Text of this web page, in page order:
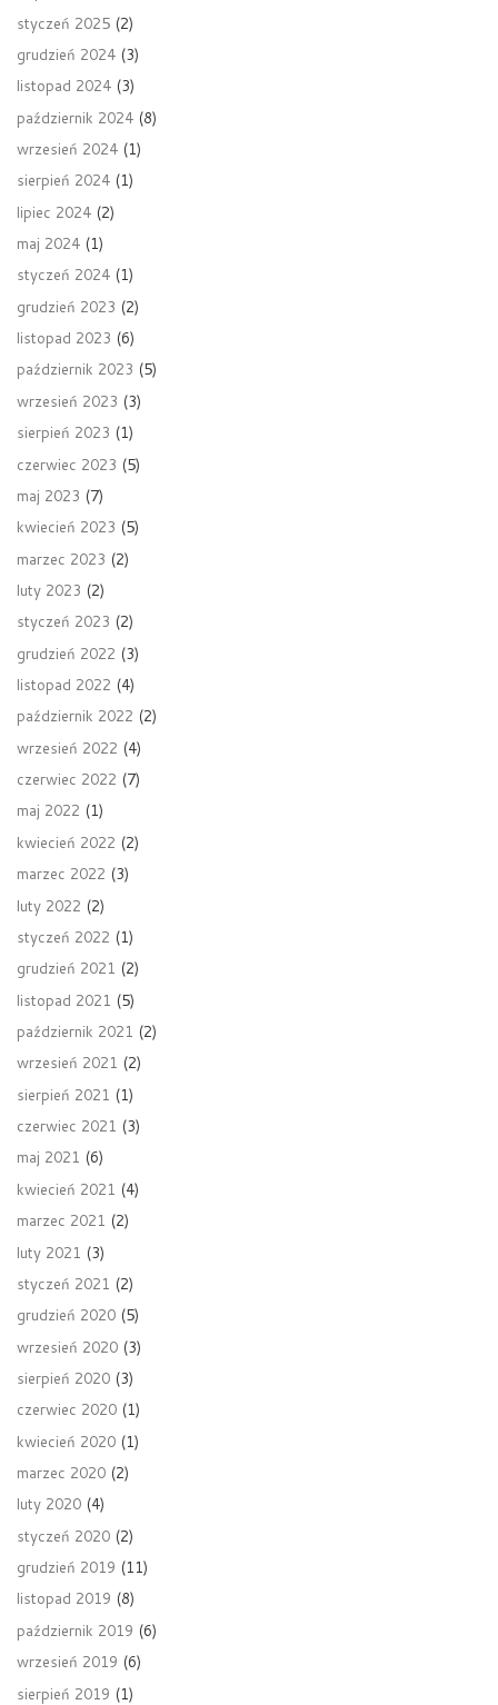
styczeń 2025 (2)
grudzień 2024 (3)
listopad 2024 (3)
październik 2024 (8)
wrzesień 2024 (1)
sierpień 2024 (1)
lipiec 2024 (2)
maj 2024 (1)
styczeń 2024 (1)
grudzień 2023 (2)
listopad 2023 (6)
październik 2023 (5)
wrzesień 2023 (3)
sierpień 2023 (1)
czerwiec 2023 (5)
maj 2023 (7)
kwiecień 2023 (5)
marzec 2023 (2)
luty 2023 (2)
styczeń 2023 (2)
grudzień 2022 (3)
listopad 2022 (4)
październik 2022 (2)
wrzesień 2022 (4)
czerwiec 2022 (7)
maj 2022 (1)
kwiecień 2022 (2)
marzec 2022 (3)
luty 2022 (2)
styczeń 2022 (1)
grudzień 2021 (2)
listopad 2021 (5)
październik 2021 (2)
wrzesień 2021 (2)
sierpień 2021 (1)
czerwiec 2021 (3)
maj 2021 (6)
kwiecień 2021 (4)
marzec 2021 (2)
luty 2021 (3)
styczeń 2021 (2)
grudzień 2020 (5)
wrzesień 2020 (3)
sierpień 2020 (3)
czerwiec 2020 (1)
kwiecień 2020 (1)
marzec 2020 (2)
luty 2020 (4)
styczeń 2020 (2)
grudzień 2019 (11)
listopad 2019 (8)
październik 2019 (6)
wrzesień 2019 (6)
sierpień 2019 (1)